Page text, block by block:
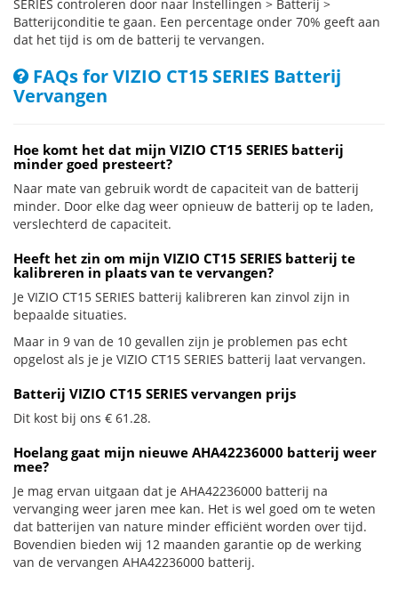
SERIES controleren door naar Instellingen > Batterij >
Batterijconditie te gaan. Een percentage onder 70% geeft aan
dat het tijd is om de batterij te vervangen.
FAQs for VIZIO CT15 SERIES Batterij
Vervangen
Hoe komt het dat mijn VIZIO CT15 SERIES batterij
minder goed presteert?
Naar mate van gebruik wordt de capaciteit van de batterij
minder. Door elke dag weer opnieuw de batterij op te laden,
verslechterd de capaciteit.
Heeft het zin om mijn VIZIO CT15 SERIES batterij te
kalibreren in plaats van te vervangen?
Je VIZIO CT15 SERIES batterij kalibreren kan zinvol zijn in
bepaalde situaties.
Maar in 9 van de 10 gevallen zijn je problemen pas echt
opgelost als je je VIZIO CT15 SERIES batterij laat vervangen.
Batterij VIZIO CT15 SERIES vervangen prijs
Dit kost bij ons € 61.28.
Hoelang gaat mijn nieuwe AHA42236000 batterij weer
mee?
Je mag ervan uitgaan dat je AHA42236000 batterij na
vervanging weer jaren mee kan. Het is wel goed om te weten
dat batterijen van nature minder efficiënt worden over tijd.
Bovendien bieden wij 12 maanden garantie op de werking
van de vervangen AHA42236000 batterij.